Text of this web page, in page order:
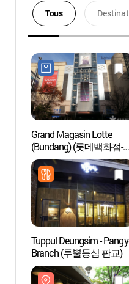
Tous
Grand Magasin Lotte
(Bundang) (롯데백화점-
분당점)
Tuppul Deungsim -
Branch (투뿔등심 판교)